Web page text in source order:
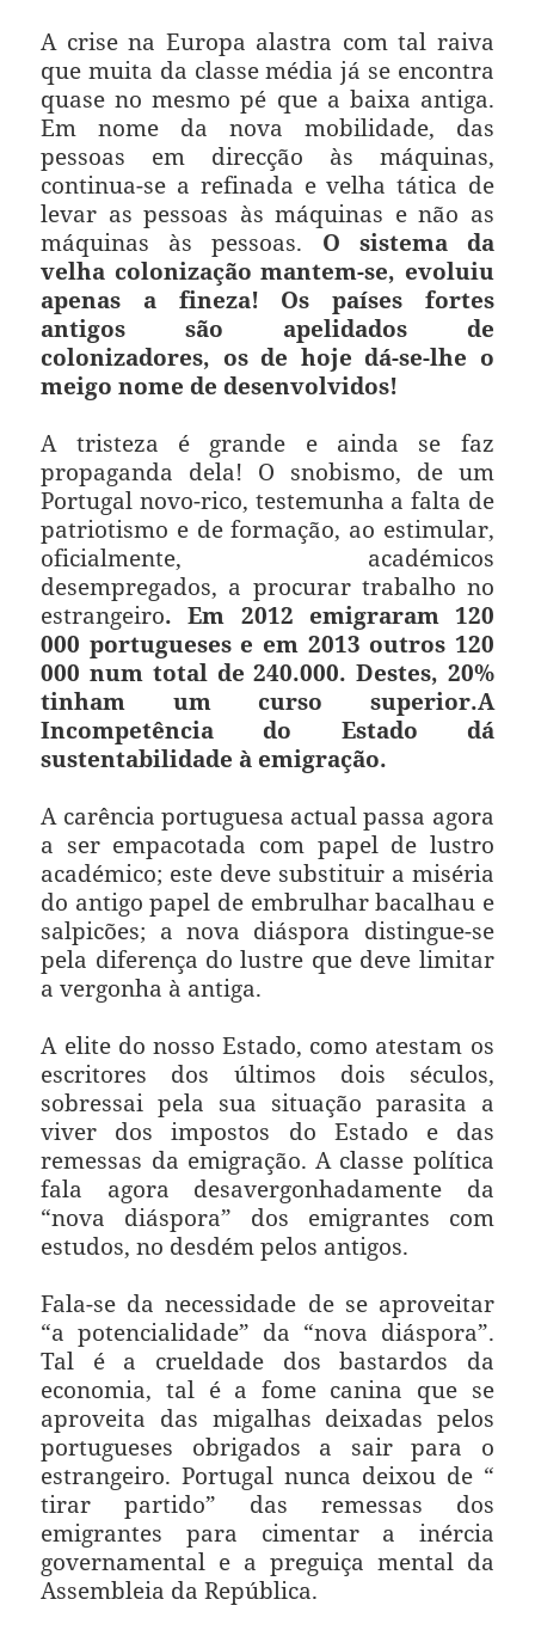
A crise na Europa alastra com tal raiva
que muita da classe média já se encontra
quase no mesmo pé que a baixa antiga.
Em nome da nova mobilidade, das
pessoas em direcção às máquinas,
continua-se a refinada e velha tática de
levar as pessoas às máquinas e não as
máquinas às pessoas. O sistema da
velha colonização mantem-se, evoluiu
apenas a fineza! Os países fortes
antigos são apelidados de
colonizadores, os de hoje dá-se-lhe o
meigo nome de desenvolvidos!
A tristeza é grande e ainda se faz
propaganda dela! O snobismo, de um
Portugal novo-rico, testemunha a falta de
patriotismo e de formação, ao estimular,
oficialmente, académicos
desempregados, a procurar trabalho no
estrangeiro. Em 2012 emigraram 120
000 portugueses e em 2013 outros 120
000 num total de 240.000. Destes, 20%
tinham um curso superior.A
Incompetência do Estado dá
sustentabilidade à emigração.
A carência portuguesa actual passa agora
a ser empacotada com papel de lustro
académico; este deve substituir a miséria
do antigo papel de embrulhar bacalhau e
salpicões; a nova diáspora distingue-se
pela diferença do lustre que deve limitar
a vergonha à antiga.
A elite do nosso Estado, como atestam os
escritores dos últimos dois séculos,
sobressai pela sua situação parasita a
viver dos impostos do Estado e das
remessas da emigração. A classe política
fala agora desavergonhadamente da
“nova diáspora” dos emigrantes com
estudos, no desdém pelos antigos.
Fala-se da necessidade de se aproveitar
“a potencialidade” da “nova diáspora”.
Tal é a crueldade dos bastardos da
economia, tal é a fome canina que se
aproveita das migalhas deixadas pelos
portugueses obrigados a sair para o
estrangeiro. Portugal nunca deixou de “
tirar partido” das remessas dos
emigrantes para cimentar a inércia
governamental e a preguiça mental da
Assembleia da República.